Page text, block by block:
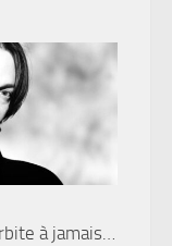
à jamais…